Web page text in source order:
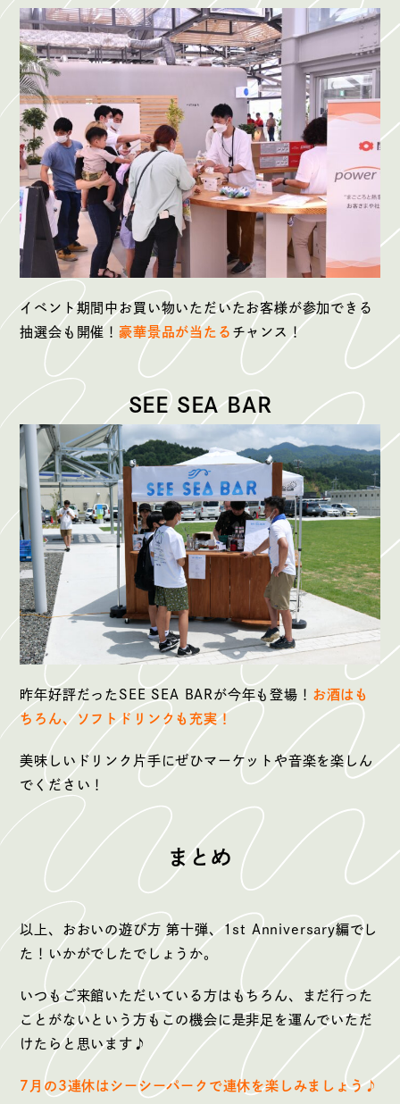
イベント期間中お買い物いただいたお客様が参加できる
抽選会も開催！豪華景品が当たる チャンス！
SEE SEA BAR
昨年好評だったSEE SEA BARが今年も登場！ お酒はも
ちろん、ソフトドリンクも充実！
美味しいドリンク片手にぜひマーケットや音楽を楽しん
でください！
まとめ
以上、おおいの遊び方 第十弾、1st Anniversary編でし
た！いかがでしたでしょうか。
いつもご来館いただいている方はもちろん、まだ行った
ことがないという方もこの機会に是非足を運んでいただ
けたらと思います♪
7月の3連休はシーシーパークで連休を楽しみましょう♪